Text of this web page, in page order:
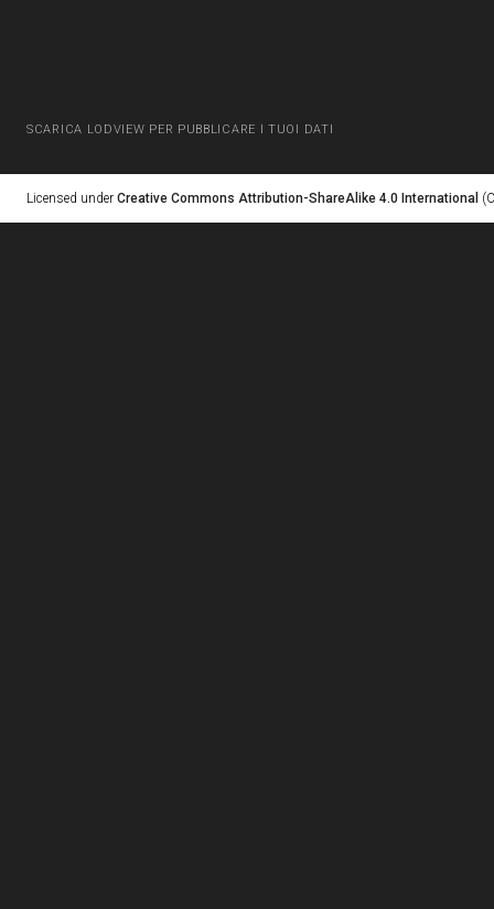
SCARICA LODVIEW PER PUBBLICARE I TUOI DATI
Licensed under Creative Commons Attribution-ShareAlike 4.0 International